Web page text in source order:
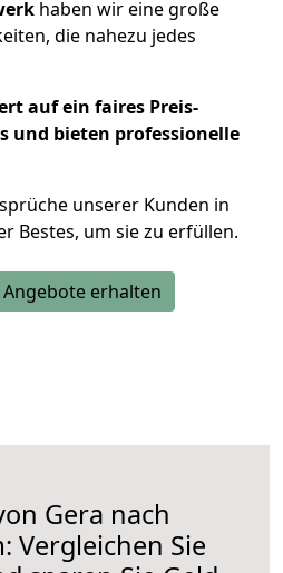
haben wir eine große
die nahezu jedes
auf ein faires Preis-
und bieten professionelle
unserer Kunden in
Bestes, um sie zu erfüllen.
erhalten
Gera nach
Vergleichen Sie